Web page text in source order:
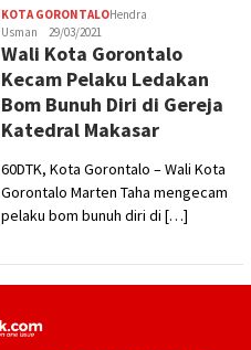
KOTA GORONTALOHendra
Usman
29/03/2021
Wali Kota Gorontalo
Kecam Pelaku Ledakan
Bom Bunuh Diri di Gereja
Katedral Makasar
60DTK, Kota Gorontalo – Wali Kota
Gorontalo Marten Taha mengecam
pelaku bom bunuh diri di […]